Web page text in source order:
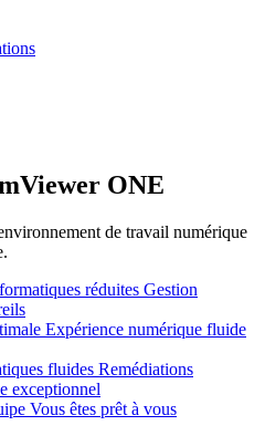
ONE
de travail numérique
réduites Gestion
Expérience numérique fluide
fluides Remédiations
exceptionnel
Vous êtes prêt à vous